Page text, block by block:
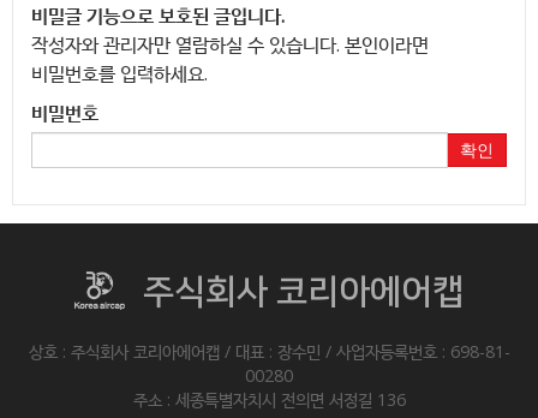
비밀글 기능으로 보호된 글입니다.
작성자와 관리자만 열람하실 수 있습니다. 본인이라면
비밀번호를 입력하세요.
비밀번호
확인
주식회사 코리아에어캡
상호 : 주식회사 코리아에어캡 / 대표 : 장수민 / 사업자등록번호 : 698-81-
00280
주소 : 세종특별자치시 전의면 서정길 136